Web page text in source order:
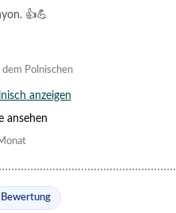
👍💪
Polnischen
anzeigen
ansehen